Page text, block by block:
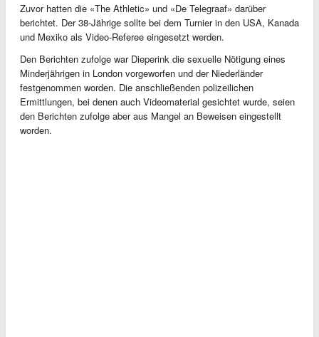
Zuvor hatten die «The Athletic» und «De Telegraaf» darüber
berichtet. Der 38-Jährige sollte bei dem Turnier in den USA, Kanada
und Mexiko als Video-Referee eingesetzt werden.
Den Berichten zufolge war Dieperink die sexuelle Nötigung eines
Minderjährigen in London vorgeworfen und der Niederländer
festgenommen worden. Die anschließenden polizeilichen
Ermittlungen, bei denen auch Videomaterial gesichtet wurde, seien
den Berichten zufolge aber aus Mangel an Beweisen eingestellt
worden.